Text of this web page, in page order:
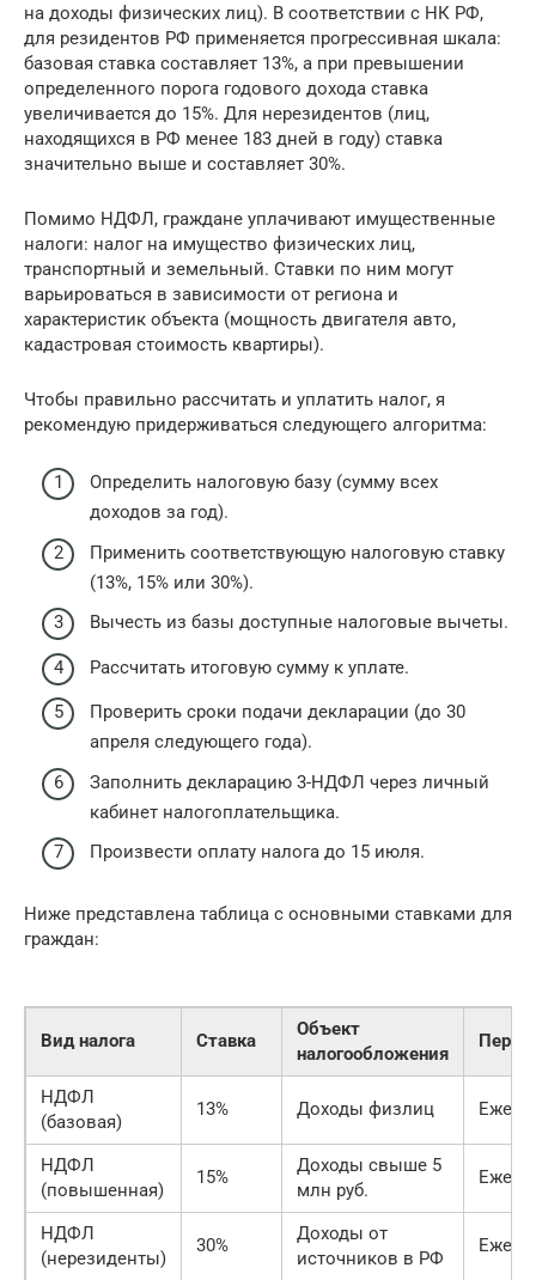
на доходы физических лиц). В соответствии с НК РФ,
для резидентов РФ применяется прогрессивная шкала:
базовая ставка составляет 13%, а при превышении
определенного порога годового дохода ставка
увеличивается до 15%. Для нерезидентов (лиц,
находящихся в РФ менее 183 дней в году) ставка
значительно выше и составляет 30%.
Помимо НДФЛ, граждане уплачивают имущественные
налоги: налог на имущество физических лиц,
транспортный и земельный. Ставки по ним могут
варьироваться в зависимости от региона и
характеристик объекта (мощность двигателя авто,
кадастровая стоимость квартиры).
Чтобы правильно рассчитать и уплатить налог, я
рекомендую придерживаться следующего алгоритма:
Определить налоговую базу (сумму всех
доходов за год).
Применить соответствующую налоговую ставку
(13%, 15% или 30%).
Вычесть из базы доступные налоговые вычеты.
Рассчитать итоговую сумму к уплате.
Проверить сроки подачи декларации (до 30
апреля следующего года).
Заполнить декларацию 3-НДФЛ через личный
кабинет налогоплательщика.
Произвести оплату налога до 15 июля.
Ниже представлена таблица с основными ставками для
граждан:
Вид налога Ставка
Объект
налогообложения
НДФЛ
(базовая)
13% Доходы физлиц
НДФЛ
(повышенная)
15%
Доходы свыше 5
млн руб.
НДФЛ
(нерезиденты)
30%
Доходы от
источников в РФ